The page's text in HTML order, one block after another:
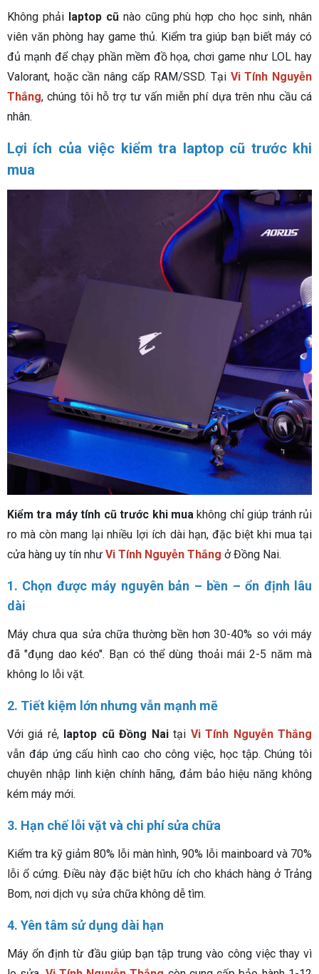
Không phải laptop cũnào cũng phù hợp cho học sinh, nhân
viên văn phòng hay game thủ. Kiểm tra giúp bạn biết máy có
đủ mạnh để chạy phần mềm đồ họa, chơi game như LOL hay
Valorant, hoặc cần nâng cấp RAM/SSD. Tại Vi Tính Nguyễn
Thắng, chúng tôi hỗ trợ tư vấn miễn phí dựa trên nhu cầu cá
nhân.
Lợi ích của việc kiểm tra laptop cũ trước khi
mua
Kiểm tra máy tính cũ trước khi muakhông chỉ giúp tránh rủi
ro mà còn mang lại nhiều lợi ích dài hạn, đặc biệt khi mua tại
cửa hàng uy tín như Vi Tính Nguyễn Thắng ở Đồng Nai.
1. Chọn được máy nguyên bản – bền – ổn định lâu
dài
Máy chưa qua sửa chữa thường bền hơn 30-40% so với máy
đã "đụng dao kéo". Bạn có thể dùng thoải mái 2-5 năm mà
không lo lỗi vặt.
2. Tiết kiệm lớn nhưng vẫn mạnh mẽ
Với giá rẻ, laptop cũ Đồng Naitại Vi Tính Nguyễn Thắng
vẫn đáp ứng cấu hình cao cho công việc, học tập. Chúng tôi
chuyên nhập linh kiện chính hãng, đảm bảo hiệu năng không
kém máy mới.
3. Hạn chế lỗi vặt và chi phí sửa chữa
Kiểm tra kỹ giảm 80% lỗi màn hình, 90% lỗi mainboard và 70%
lỗi ổ cứng. Điều này đặc biệt hữu ích cho khách hàng ở Trảng
Bom, nơi dịch vụ sửa chữa không dễ tìm.
4. Yên tâm sử dụng dài hạn
Máy ổn định từ đầu giúp bạn tập trung vào công việc thay vì